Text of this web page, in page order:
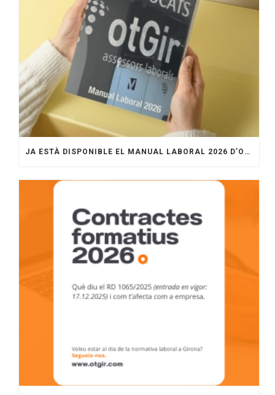
JA ESTÀ DISPONIBLE EL MANUAL LABORAL 2026 D’OTGIR